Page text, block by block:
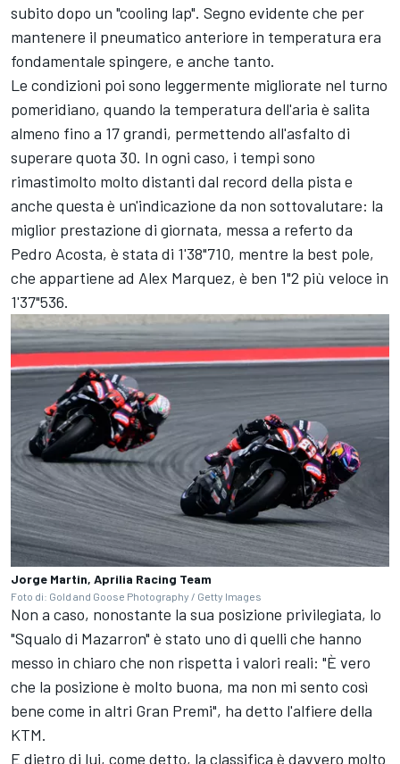
subito dopo un "cooling lap". Segno evidente che per
mantenere il pneumatico anteriore in temperatura era
fondamentale spingere, e anche tanto.
Le condizioni poi sono leggermente migliorate nel turno
pomeridiano, quando la temperatura dell'aria è salita
almeno fino a 17 grandi, permettendo all'asfalto di
superare quota 30. In ogni caso, i tempi sono
rimastimolto molto distanti dal record della pista e
anche questa è un'indicazione da non sottovalutare: la
miglior prestazione di giornata, messa a referto da
Pedro Acosta, è stata di 1'38"710, mentre la best pole,
che appartiene ad Alex Marquez, è ben 1"2 più veloce in
1'37"536.
Jorge Martin, Aprilia Racing Team
Foto di: Gold and Goose Photography / Getty Images
Non a caso, nonostante la sua posizione privilegiata, lo
"Squalo di Mazarron" è stato uno di quelli che hanno
messo in chiaro che non rispetta i valori reali: "È vero
che la posizione è molto buona, ma non mi sento così
bene come in altri Gran Premi", ha detto l'alfiere della
KTM.
E dietro di lui, come detto, la classifica è davvero molto